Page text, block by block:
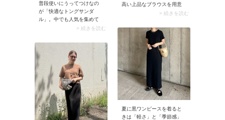
高い上品なブラウスを用意
しておくと、オフィスコー
にもパンツにも合わせやす
く、簡単にこなれ感が出さ
せるのも魅力的。
> 続きを読む
普段使いにうってつけなの
が「快適なトングサンダ
ル」。中でも人気を集めて
いるのが、リカバリーサン
ーフォス）」やフランス生
まれのブランド「HOKA（ホ
カ）」などのトングサンダ
ルです。スマートなルック
スに加え、指が痛くなりに
くい・歩きやすい・クッシ
ョン性があるなど、実用性
の高さに定評があります。
> 続きを読む
夏に黒ワンピースを着ると
きは「軽さ」と「季節感」